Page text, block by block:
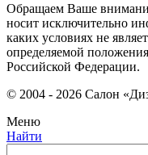
Обращаем Ваше
носит исключительно
каких условиях не
определяемой
Российской Федерации.
© 2004 - 2026 Салон
Меню
Найти